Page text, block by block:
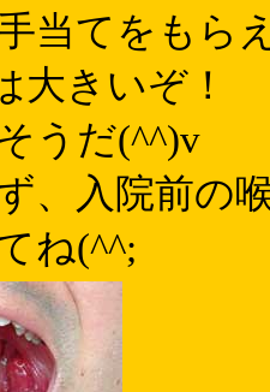
当てをもら
大きいぞ！
うだ(^^)v
、入院前の
ね(^^;